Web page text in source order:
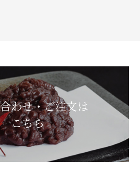
わせ・ご注文は
こちら